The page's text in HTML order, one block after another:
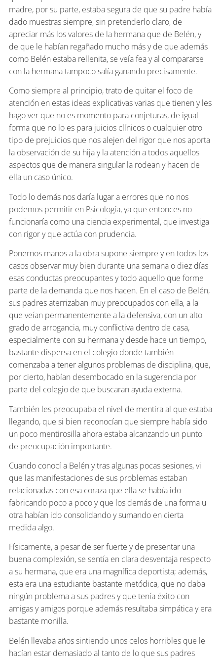
madre, por su parte, estaba segura de que su padre había
dado muestras siempre, sin pretenderlo claro, de
apreciar más los valores de la hermana que de Belén, y
de que le habían regañado mucho más y de que además
como Belén estaba rellenita, se veía fea y al compararse
con la hermana tampoco salía ganando precisamente.
Como siempre al principio, trato de quitar el foco de
atención en estas ideas explicativas varias que tienen y les
hago ver que no es momento para conjeturas, de igual
forma que no lo es para juicios clínicos o cualquier otro
tipo de prejuicios que nos alejen del rigor que nos aporta
la observación de su hija y la atención a todos aquellos
aspectos que de manera singular la rodean y hacen de
ella un caso único.
Todo lo demás nos daría lugar a errores que no nos
podemos permitir en Psicología, ya que entonces no
funcionaría como una ciencia experimental, que investiga
con rigor y que actúa con prudencia.
Ponernos manos a la obra supone siempre y en todos los
casos observar muy bien durante una semana o diez días
esas conductas preocupantes y todo aquello que forme
parte de la demanda que nos hacen. En el caso de Belén,
sus padres aterrizaban muy preocupados con ella, a la
que veían permanentemente a la defensiva, con un alto
grado de arrogancia, muy conflictiva dentro de casa,
especialmente con su hermana y desde hace un tiempo,
bastante dispersa en el colegio donde también
comenzaba a tener algunos problemas de disciplina, que,
por cierto, habían desembocado en la sugerencia por
parte del colegio de que buscaran ayuda externa.
También les preocupaba el nivel de mentira al que estaba
llegando, que si bien reconocían que siempre había sido
un poco mentirosilla ahora estaba alcanzando un punto
de preocupación importante.
Cuando conocí a Belén y tras algunas pocas sesiones, vi
que las manifestaciones de sus problemas estaban
relacionadas con esa coraza que ella se había ido
fabricando poco a poco y que los demás de una forma u
otra habían ido consolidando y sumando en cierta
medida algo.
Físicamente, a pesar de ser fuerte y de presentar una
buena complexión, se sentía en clara desventaja respecto
a su hermana, que era una magnífica deportista; además,
esta era una estudiante bastante metódica, que no daba
ningún problema a sus padres y que tenía éxito con
amigas y amigos porque además resultaba simpática y era
bastante monilla.
Belén llevaba años sintiendo unos celos horribles que le
hacían estar demasiado al tanto de lo que sus padres